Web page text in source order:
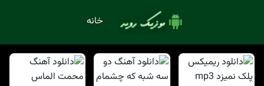
خانه